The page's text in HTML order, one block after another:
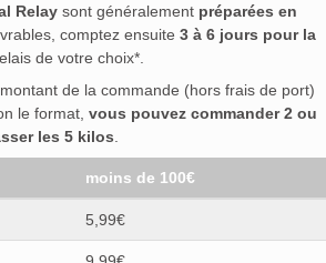
Relay sont généralement préparées en
comptez ensuite 3 à 6 jours pour la
de votre choix*.
de la commande (hors frais de port)
le format, vous pouvez commander 2 ou
les 5 kilos
moins de 100€
5,99€